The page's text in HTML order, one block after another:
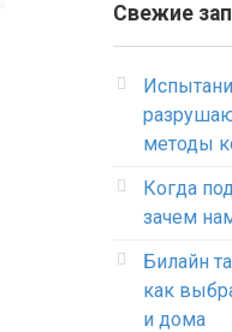
Свежие
методы
Когда
зачем
Билайн
как
и дома